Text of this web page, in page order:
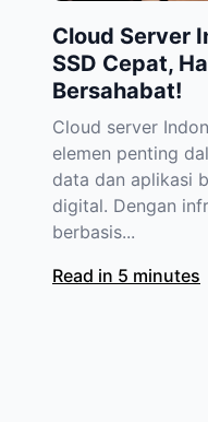
Cloud Server
SSD Cepat,
Bersahabat!
Cloud server
elemen penting
data dan aplikasi
digital. Dengan
berbasis...
Read in 5 minutes